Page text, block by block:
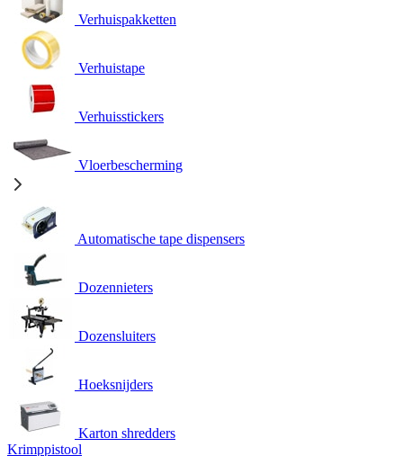
Verhuispakketten
Verhuistape
Verhuisstickers
Vloerbescherming
Automatische tape dispensers
Dozennieters
Dozensluiters
Hoeksnijders
Karton shredders
Krimppistool